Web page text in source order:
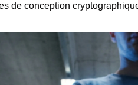
de conception